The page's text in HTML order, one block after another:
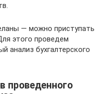
— можно приступать
этого проведем
анализ бухгалтерского
проведенного